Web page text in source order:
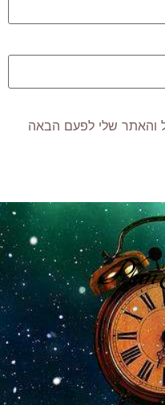
והאתר שלי לפעם הבאה
Plan